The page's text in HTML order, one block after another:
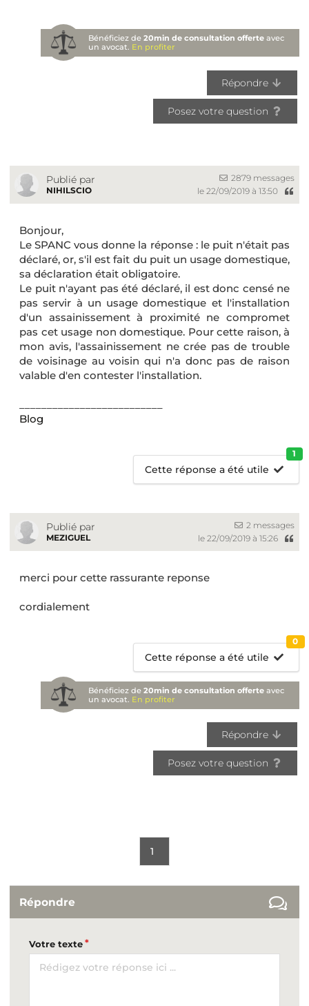
Bénéficiez de20min de consultation offerte avec
un avocat. En profiter
Répondre
Posez votre question
Publié par
NIHILSCIO
2879 messages
le 22/09/2019 à 13:50
Bonjour,
Le SPANC vous donne la réponse : le puit n'était pas
déclaré, or, s'il est fait du puit un usage domestique,
sa déclaration était obligatoire.
Le puit n'ayant pas été déclaré, il est donc censé ne
pas servir à un usage domestique et l'installation
d'un assainissement à proximité ne compromet
pas cet usage non domestique. Pour cette raison, à
mon avis, l'assainissement ne crée pas de trouble
de voisinage au voisin qui n'a donc pas de raison
valable d'en contester l'installation.
Blog
Cette réponse a été utile
1
Publié par
MEZIGUEL
2 messages
le 22/09/2019 à 15:26
merci pour cette rassurante reponse
cordialement
Cette réponse a été utile
0
Bénéficiez de20min de consultation offerte avec
un avocat. En profiter
Répondre
Posez votre question
1
Répondre
Votre texte